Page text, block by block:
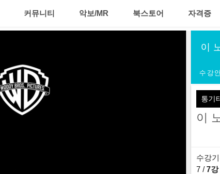
커뮤니티 악보/MR 북스토어 자격증
이
수강
통기
이
수강
7 /7강